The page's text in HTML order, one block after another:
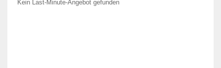
Kein Last-Minute-Angebot gefunden